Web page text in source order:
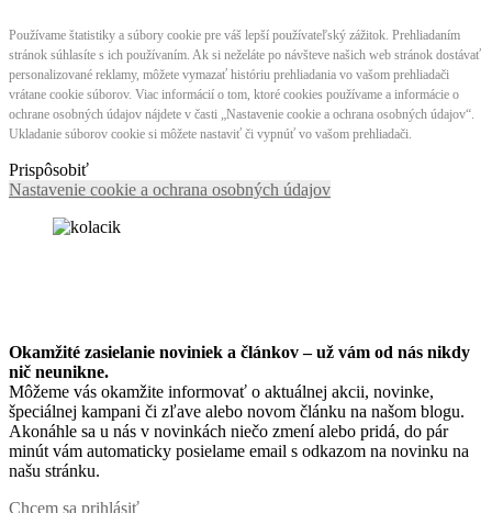
Používame štatistiky a súbory cookie pre váš lepší používateľský zážitok. Prehliadaním
stránok súhlasíte s ich používaním. Ak si neželáte po návšteve našich web stránok dostávať
personalizované reklamy, môžete vymazať históriu prehliadania vo vašom prehliadači
vrátane cookie súborov. Viac informácií o tom, ktoré cookies používame a informácie o
ochrane osobných údajov nájdete v časti „Nastavenie cookie a ochrana osobných údajov“.
Ukladanie súborov cookie si môžete nastaviť či vypnúť vo vašom prehliadači.
Prispôsobiť
Nastavenie cookie a ochrana osobných údajov
Okamžité zasielanie noviniek a článkov – už vám od nás nikdy
nič neunikne.
Môžeme vás okamžite informovať o aktuálnej akcii, novinke,
špeciálnej kampani či zľave alebo novom článku na našom blogu.
Akonáhle sa u nás v novinkách niečo zmení alebo pridá, do pár
minút vám automaticky posielame email s odkazom na novinku na
našu stránku.
Chcem sa prihlásiť